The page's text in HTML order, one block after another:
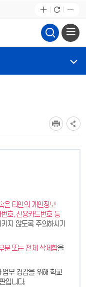
은 타인의 개인정보
호, 신용카드번호 등
지 않도록 주의하시기
분 또는 전체 삭제함을
업무 경감을 위해 학교
입니다.